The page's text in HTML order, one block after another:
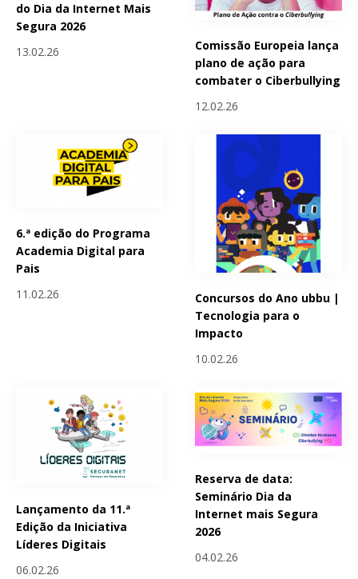
do Dia da Internet Mais
Segura 2026
13.02.26
Comissão Europeia lança
plano de ação para
combater o Ciberbullying
12.02.26
6.ª edição do Programa
Academia Digital para
Pais
11.02.26
Concursos do Ano ubbu |
Tecnologia para o
Impacto
10.02.26
Lançamento da 11.ª
Edição da Iniciativa
Líderes Digitais
06.02.26
Reserva de data:
Seminário Dia da
Internet mais Segura
2026
04.02.26